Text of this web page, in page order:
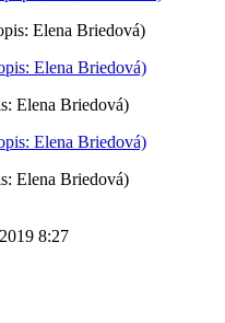
Elena Briedová)
Elena Briedová)
Elena Briedová)
8:27